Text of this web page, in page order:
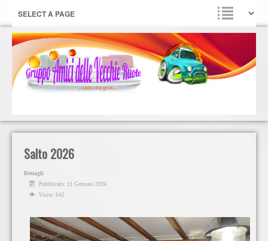
Salto 2026
Dettagli
Pubblicato: 11 Gennaio 2026
Visite: 642